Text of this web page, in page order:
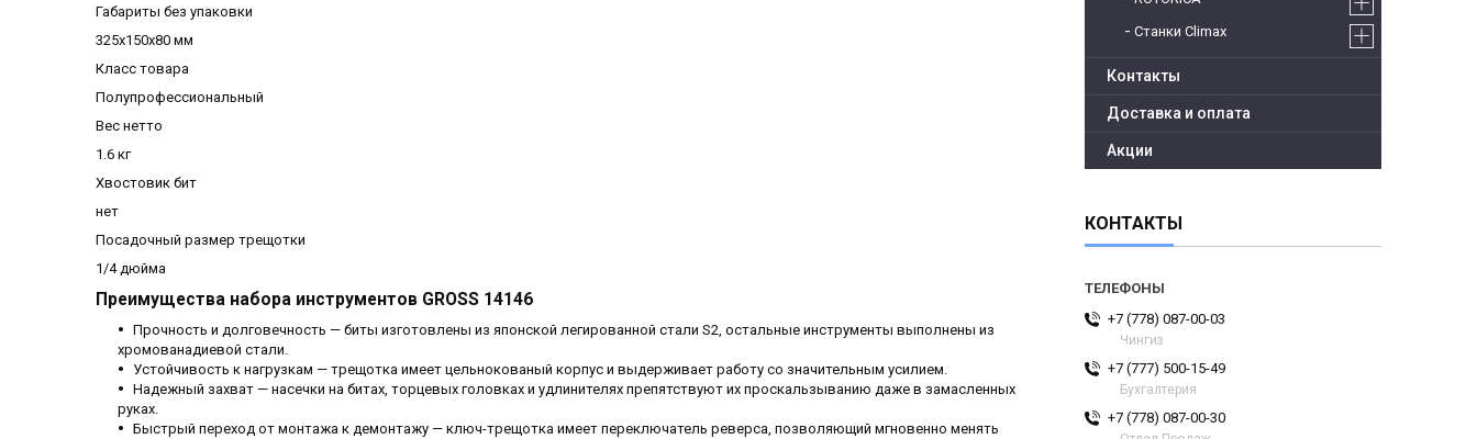
Габариты без упаковки
325х150х80 мм
Класс товара
Полупрофессиональный
Вес нетто
1.6 кг
Хвостовик бит
нет
Посадочный размер трещотки
1/4 дюйма
Преимущества набора инструментов GROSS 14146
Прочность и долговечность — биты изготовлены из японской легированной стали S2, остальные инструменты выполнены из
хромованадиевой стали.
Устойчивость к нагрузкам — трещотка имеет цельнокованый корпус и выдерживает работу со значительным усилием.
Надежный захват — насечки на битах, торцевых головках и удлинителях препятствуют их проскальзыванию даже в замасленных
руках.
Быстрый переход от монтажа к демонтажу — ключ-трещотка имеет переключатель реверса, позволяющий мгновенно менять
Станки Climax
Контакты
Доставка и оплата
Акции
КОНТАКТЫ
+7 (778) 087-00-03
Чингиз
+7 (777) 500-15-49
Бухгалтерия
+7 (778) 087-00-30